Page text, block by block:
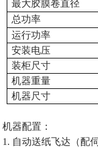
最大胶膜卷直径
总功率
运行功率
安装电压
装柜尺寸
机器重量
机器尺寸
机器配置：
1. 自动送纸飞达（配